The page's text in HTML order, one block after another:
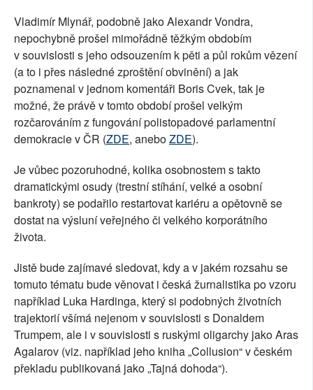
Vladimír Mlynář, podobně jako Alexandr Vondra,
nepochybně prošel mimořádně těžkým obdobím
v souvislosti s jeho odsouzením k pěti a půl rokům vězení
(a to i přes následné zproštění obvinění) a jak
poznamenal v jednom komentáři Boris Cvek, tak je
možné, že právě v tomto období prošel velkým
rozčarováním z fungování polistopadové parlamentní
demokracie v ČR (ZDE, aneboZDE).
Je vůbec pozoruhodné, kolika osobnostem s takto
dramatickými osudy (trestní stíhání, velké a osobní
bankroty) se podařilo restartovat kariéru a opětovně se
dostat na výsluní veřejného či velkého korporátního
života.
Jistě bude zajímavé sledovat, kdy a v jakém rozsahu se
tomuto tématu bude věnovat i česká žurnalistika po vzoru
například Luka Hardinga, který si podobných životních
trajektorií všímá nejenom v souvislosti s Donaldem
Trumpem, ale i v souvislosti s ruskými oligarchy jako Aras
Agalarov (viz. například jeho kniha „Collusion“ v českém
překladu publikovaná jako „Tajná dohoda“).